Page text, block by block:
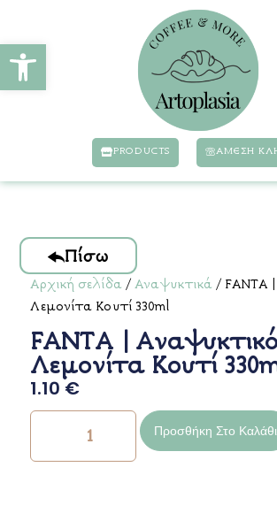
Ανοίξτε τη γραμμή εργαλείων
PRODUCTS ΆΜΕΣΗ
Πίσω
Αρχική σελίδα /Αναψυκτικά / FANTA
Λεμονίτα Κουτί 330ml
FANTA | Αναψυκτικό
Λεμονίτα Κουτί
1.10€
Προσθήκη Στο Καλάθι